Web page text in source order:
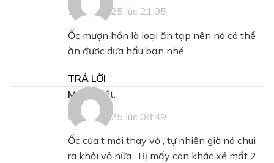
17/01/2025 lúc 21:05
Ốc mượn hồn là loại ăn tạp nên nó có thể
ăn được dưa hấu bạn nhé.
TRẢ LỜI
Mạch
viết:
07/02/2025 lúc 08:49
Ốc của t mới thay vỏ , tự nhiên giờ nó chui
ra khỏi vỏ nữa . Bị mấy con khác xé mất 2